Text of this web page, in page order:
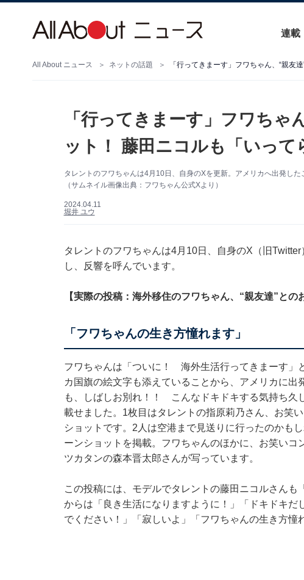
連載
All About ニュース ネットの話題 「行ってきまーす」フワちゃん、“親友
「行ってきまーす」フワちゃ
ット！ 藤田ニコルも「いって
タレントのフワちゃんは4月10日、自身のXを更新。アメリカへ出発した
（サムネイル画像出典：フワちゃん公式Xより）
2024.04.11
堀井 ユウ
タレントのフワちゃんは4月10日、自身のX（旧
し、反響を呼んでいます。
【実際の投稿：海外移住のフワちゃん、“親友達”との
「フワちゃんの生き方憧れます」
フワちゃんは「ついに！ 海外生活行ってきまーす」
カ国旗の絵文字も添えていることから、アメリカに
も、しばしお別れ！！ こんなドキドキする気持ち久
載せました。1枚目はタレントの指原莉乃さん、お笑
ショットです。2人は空港まで見送りに行ったのかも
ーンショットを掲載。フワちゃんのほかに、お笑い
ツカタンの森本晋太郎さんが写っています。
この投稿には、モデルでタレントの藤田ニコルさん
からは「良き生活になりますように！」「ドキドキ
でください！」「寂しいよ」「フワちゃんの生き方憧